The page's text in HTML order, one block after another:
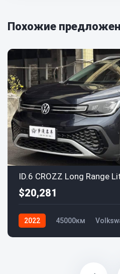
Похожие
ID.6 CROZZ Long Range
$20,281
2022 45000км